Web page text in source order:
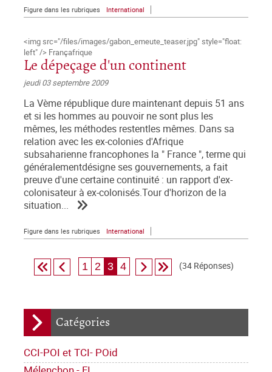
Catégories
CCI-POI et TCI- POid
Figure dans les rubriques International
<img src="/files/images/gabon_emeute_teaser.jpg" style="float:
left" /> Françafrique
Le dépeçage d'un continent
jeudi 03 septembre 2009
La Vème république dure maintenant depuis 51 ans
et si les hommes au pouvoir ne sont plus les
mêmes, les méthodes restentles mêmes. Dans sa
relation avec les ex-colonies d'Afrique
subsaharienne francophones la " France ", terme qui
généralementdésigne ses gouvernements, a fait
preuve d'une certaine continuité : un rapport d'ex-
colonisateur à ex-colonisés.Tour d'horizon de la
situation...
Figure dans les rubriques International
1 2 3 4 (34 Réponses)